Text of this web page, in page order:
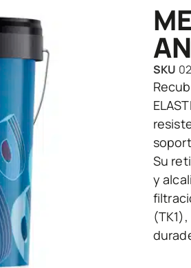
SKU
Su
y